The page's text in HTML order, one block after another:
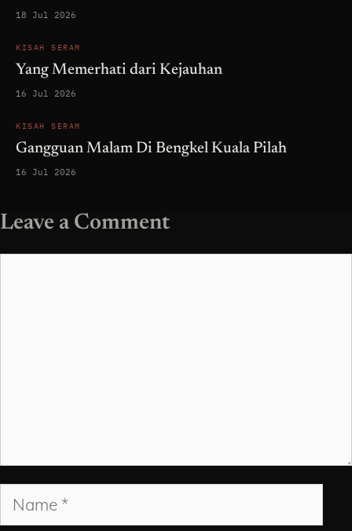
18 Jul 2026
KISAH SERAM
Yang Memerhati dari Kejauhan
16 Jul 2026
KISAH SERAM
Gangguan Malam Di Bengkel Kuala Pilah
16 Jul 2026
Leave a Comment
Name